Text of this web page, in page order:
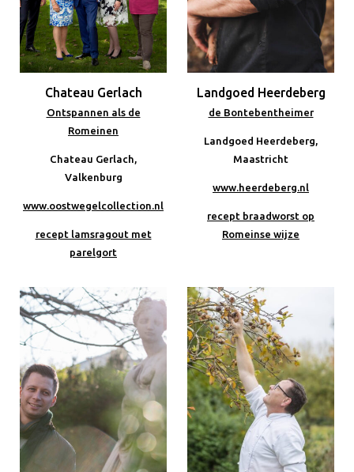
Chateau Gerlach
Ontspannen als de
Romeinen
Chateau Gerlach,
Valkenburg
www.oostwegelcollection.nl
recept lamsragout met
parelgort
Landgoed Heerdeberg
de Bontebentheimer
Landgoed Heerdeberg,
Maastricht
www.heerdeberg.nl
recept braadworst op
Romeinse wijze